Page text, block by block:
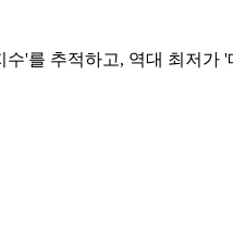
수'를 추적하고, 역대 최저가